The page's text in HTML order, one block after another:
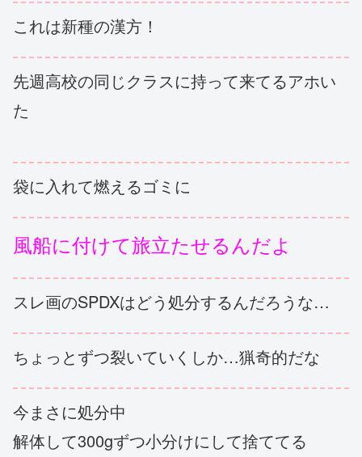
これは新種の漢方！
先週高校の同じクラスに持って来てるアホい
た
袋に入れて燃えるゴミに
風船に付けて旅立たせるんだよ
スレ画のSPDXはどう処分するんだろうな…
ちょっとずつ裂いていくしか…猟奇的だな
今まさに処分中
解体して300gずつ小分けにして捨ててる